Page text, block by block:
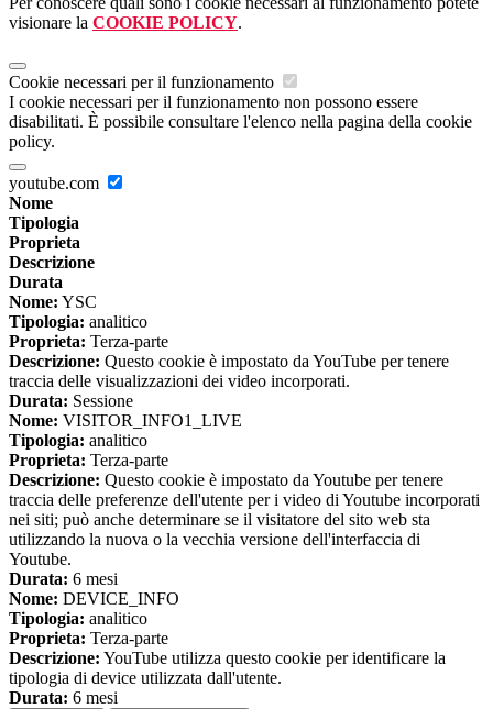
visionare la COOKIE POLICY.
Cookie necessari per il funzionamento
I cookie necessari per il funzionamento non possono essere
disabilitati. È possibile consultare l'elenco nella pagina della cookie
policy.
youtube.com
Nome
Tipologia
Proprieta
Descrizione
Durata
Nome: YSC
Tipologia: analitico
Proprieta: Terza-parte
Descrizione: Questo cookie è impostato da YouTube per tenere
traccia delle visualizzazioni dei video incorporati.
Durata: Sessione
Nome: VISITOR_INFO1_LIVE
Tipologia: analitico
Proprieta: Terza-parte
Descrizione: Questo cookie è impostato da Youtube per tenere
traccia delle preferenze dell'utente per i video di Youtube incorporati
nei siti; può anche determinare se il visitatore del sito web sta
utilizzando la nuova o la vecchia versione dell'interfaccia di
Youtube.
Durata: 6 mesi
Nome: DEVICE_INFO
Tipologia: analitico
Proprieta: Terza-parte
Descrizione: YouTube utilizza questo cookie per identificare la
tipologia di device utilizzata dall'utente.
Durata: 6 mesi